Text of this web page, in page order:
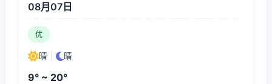
08月07日
优
晴 晴
9° ~ 20°